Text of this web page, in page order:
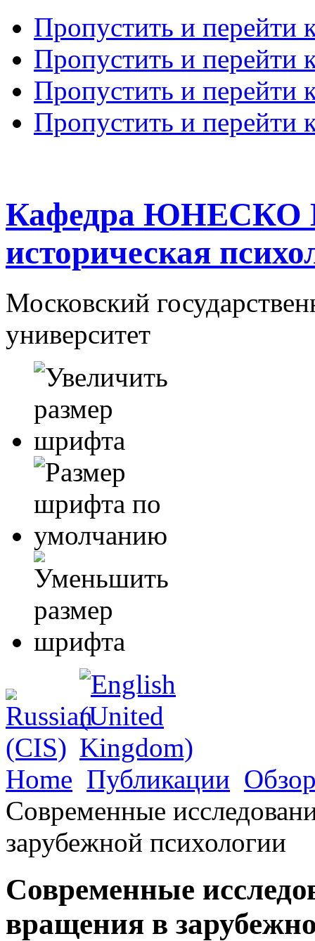
Пропустить и перейти
Пропустить и перейти
Пропустить и перейти
Пропустить и перейти
Кафедра ЮНЕСКО
историческая
Московский
университет
Home Публикации
Современные
зарубежной психологии
Современные
вращения в